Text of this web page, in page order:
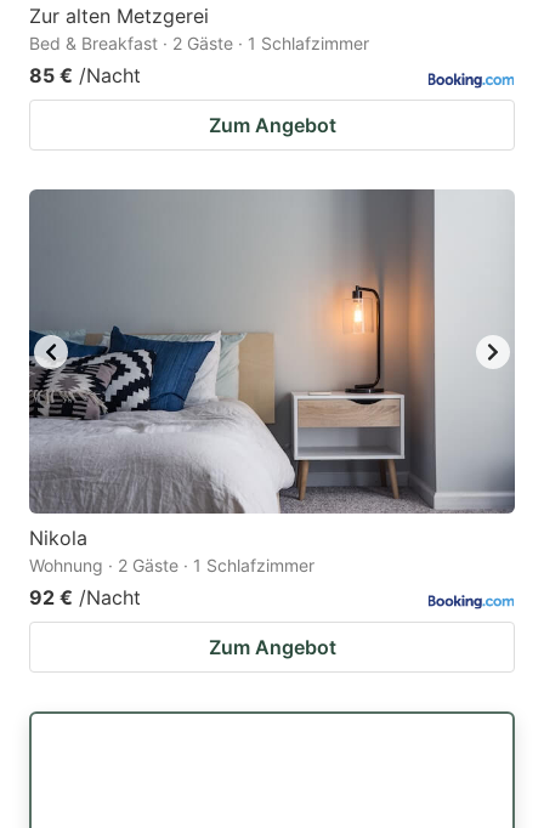
Zur alten Metzgerei
Bed & Breakfast · 2 Gäste · 1 Schlafzimmer
85 € /Nacht
Zum Angebot
Nikola
Wohnung · 2 Gäste · 1 Schlafzimmer
92 € /Nacht
Zum Angebot